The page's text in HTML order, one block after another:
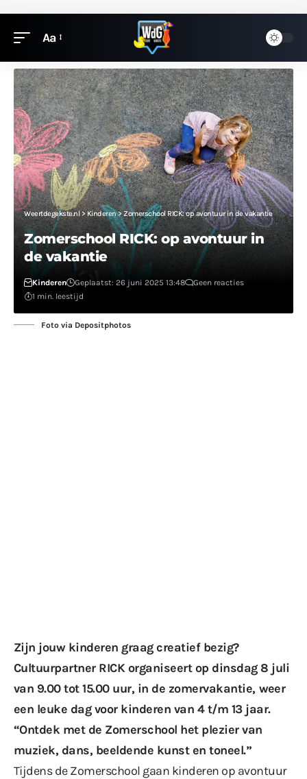
Aa
Weertdegekste.nl>Kinderen> Zomerschool RICK: op avontuur in de vakantie
Zomerschool RICK: op avontuur in
de vakantie
Kinderen Geplaatst: 26 juni 2025 13:48
Geen reacties
1 min. leestijd
Foto via Depositphotos
Zijn jouw kinderen graag creatief bezig?
Cultuurpartner RICK organiseert op dinsdag 8 juli
van 9.00 tot 15.00 uur, in de zomervakantie, weer
een leuke dag voor kinderen van 4 t/m 13 jaar.
“Ontdek met de Zomerschool het plezier van
muziek, dans, beeldende kunst en toneel.”
Tijdens de Zomerschool gaan kinderen op avontuur